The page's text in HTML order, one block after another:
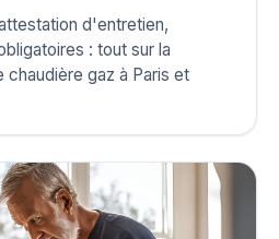
d'entretien,
: tout sur la
chaudière gaz à Paris et